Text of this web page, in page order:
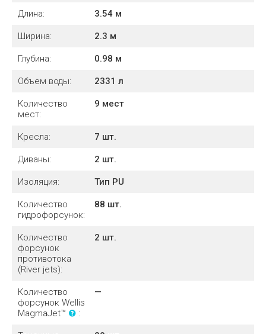
Длина: 3.54 м
Ширина: 2.3 м
Глубина: 0.98 м
Объем воды: 2331 л
Количество
мест:
9 мест
Кресла: 7 шт.
Диваны: 2 шт.
Изоляция: Тип PU
Количество
гидрофорсунок:
88 шт.
Количество
форсунок
противотока
(River jets):
2 шт.
Количество
форсунок Wellis
MagmaJet™
:
—